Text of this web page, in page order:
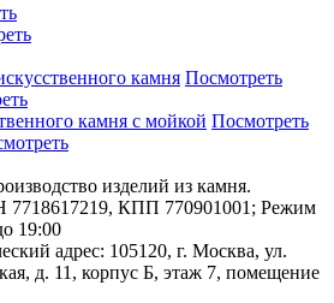
камня Посмотреть
камня с мойкой Посмотреть
изделий из камня.
КПП 770901001; Режим
19:00
адрес: 105120, г. Москва, ул.
д. 11, корпус Б, этаж 7, помещение